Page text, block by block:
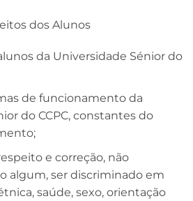
dos Alunos
da Universidade Sénior do
de funcionamento da
do CCPC, constantes do
e correção, não
algum, ser discriminado em
saúde, sexo, orientação